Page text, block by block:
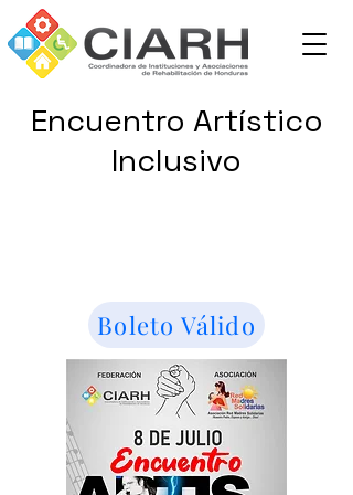
Encuentro Artístico
Inclusivo
Boleto Válido